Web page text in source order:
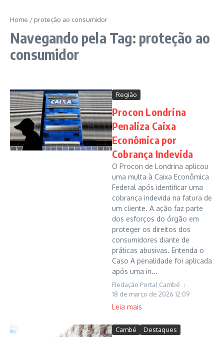
Home / proteção ao consumidor
Navegando pela Tag: proteção ao
consumidor
Região
Procon Londrina
Penaliza Caixa
Econômica por
Cobrança Indevida
O Procon de Londrina aplicou
uma multa à Caixa Econômica
Federal após identificar uma
cobrança indevida na fatura de
um cliente. A ação faz parte
dos esforços do órgão em
proteger os direitos dos
consumidores diante de
práticas abusivas. Entenda o
Caso A penalidade foi aplicada
após uma in...
Redação Portal Cambé
18 de março de 2026 12:09
Leia mais
Cambé Destaques